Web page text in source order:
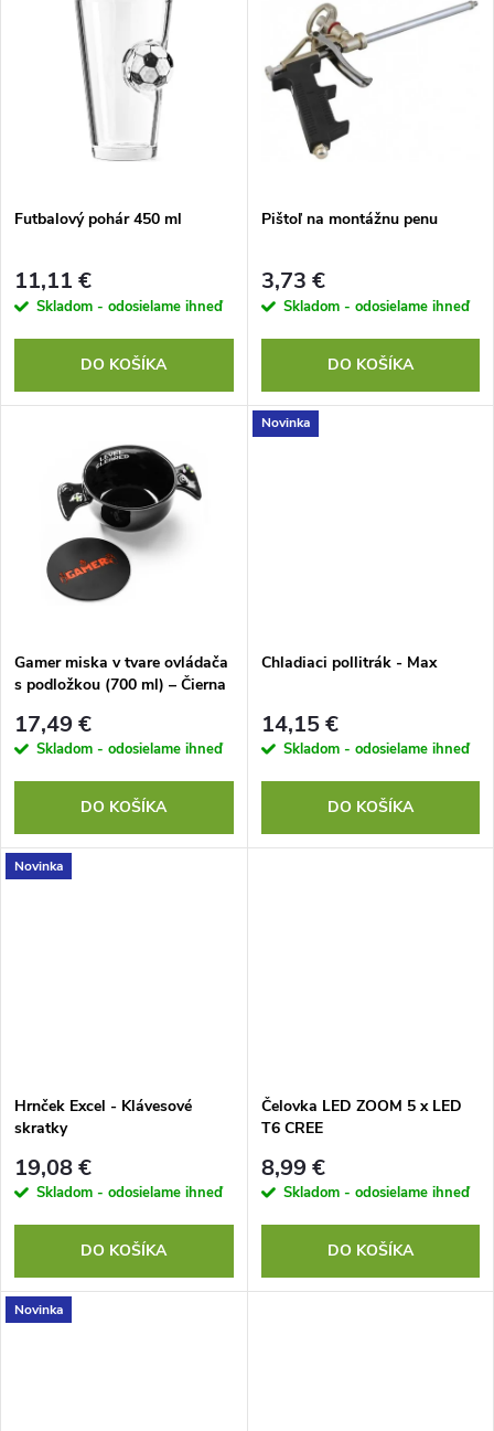
e
p
r
o
o
v
Najpredávanejšie
Abecedne
s
p
r
o
v
Futbalový pohár 450 ml
11,11 €
Skladom - odosielame ihneď
DO KOŠÍKA
Pištoľ na montážnu penu
3,73 €
Skladom - odosielame ihneď
DO KOŠÍKA
Gamer miska v tvare ovládača
s podložkou (700 ml) – Čierna
17,49 €
Skladom - odosielame ihneď
DO KOŠÍKA
Novinka
Chladiaci pollitrák - Max
14,15 €
Skladom - odosielame ihneď
DO KOŠÍKA
Novinka
Hrnček Excel - Klávesové
skratky
19,08 €
Skladom - odosielame ihneď
DO KOŠÍKA
Čelovka LED ZOOM 5 x LED
T6 CREE
8,99 €
Skladom - odosielame ihneď
DO KOŠÍKA
Novinka